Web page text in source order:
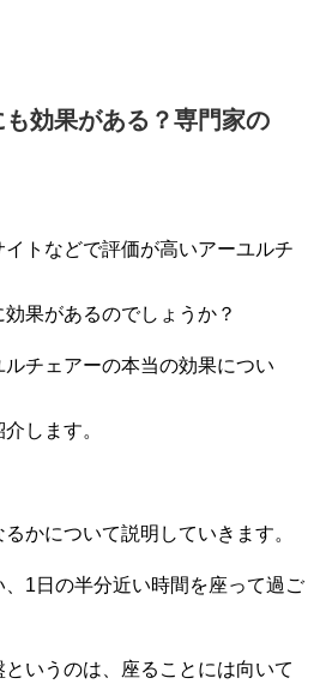
効果がある？専門家の
トなどで評価が高いアーユルチ
果があるのでしょうか？
チェアーの本当の効果につい
します。
かについて説明していきます。
1日の半分近い時間を座って過ご
いうのは、座ることには向いて